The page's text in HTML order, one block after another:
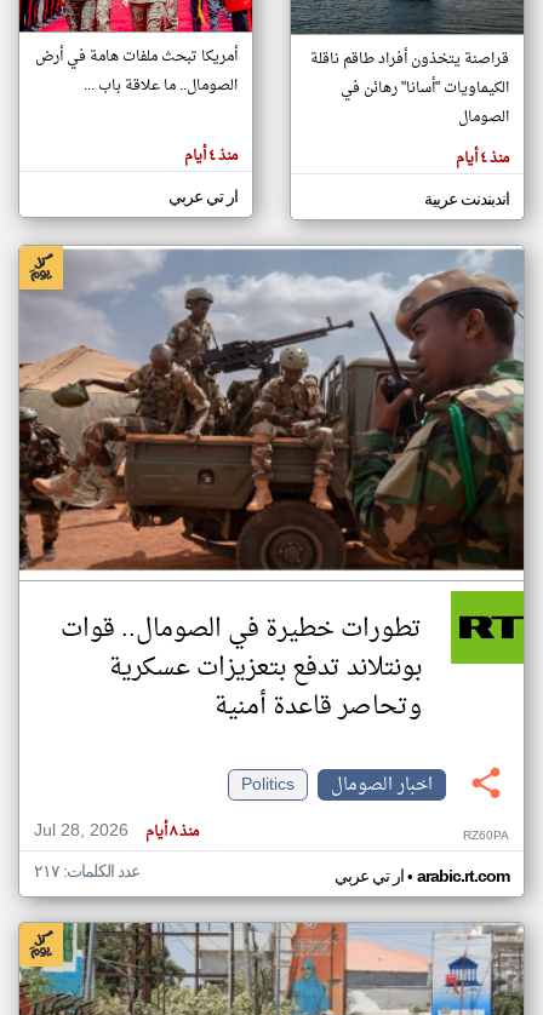
تغيير الدولة
اخبار الصومال على مدار الساعة
أهم اخبار الصومال العاجلة والمباشرة
المقالات
هنا عن
وجهة
كاتبيها.
قراصنة يتخذون أفراد طاقم ناقلة
الكيماويات "أسانا" رهائن في
الصومال
منذ ٤ أيام
اندبندنت عربية
أمريكا تبحث ملفات هامة في أرض
الصومال.. ما علاقة باب ...
منذ ٤ أيام
ار تي عربي
تطورات خطيرة في الصومال.. قوات
بونتلاند تدفع بتعزيزات عسكرية
وتحاصر قاعدة أمنية
اخبار الصومال
Politics
Jul 28, 2026
منذ ٨ أيام RZ60PA
ار تي عربي• arabic.rt.com عدد الكلمات: ٢١٧
klyoum.com